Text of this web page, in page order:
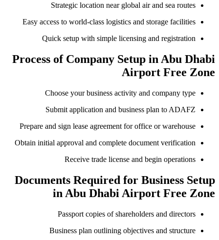
Strategic location near global air and sea routes
Easy access to world-class logistics and storage facilities
Quick setup with simple licensing and registration
Process of Company Setup in Abu Dhabi
Airport Free Zone
Choose your business activity and company type
Submit application and business plan to ADAFZ
Prepare and sign lease agreement for office or warehouse
Obtain initial approval and complete document verification
Receive trade license and begin operations
Documents Required for Business Setup
in Abu Dhabi Airport Free Zone
Passport copies of shareholders and directors
Business plan outlining objectives and structure